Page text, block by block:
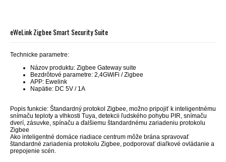
eWeLink Zigbee Smart Security Suite
Technicke parametre:
Názov produktu: Zigbee Gateway suite
Bezdrôtové parametre: 2,4GWiFi / Zigbee
APP: Ewelink
Napätie: DC 5V / 1A
Popis funkcie: Štandardný protokol Zigbee, možno pripojiť k inteligentnému
snímaču teploty a vlhkosti Tuya, detekcii ľudského pohybu PIR, snímaču
dverí, zásuvke, spínaču a ďalšiemu štandardnému zariadeniu protokolu
Zigbee
Ako inteligentné domáce riadiace centrum môže brána spravovať
štandardné zariadenia protokolu Zigbee, podporovať diaľkové ovládanie a
prepojenie scén.